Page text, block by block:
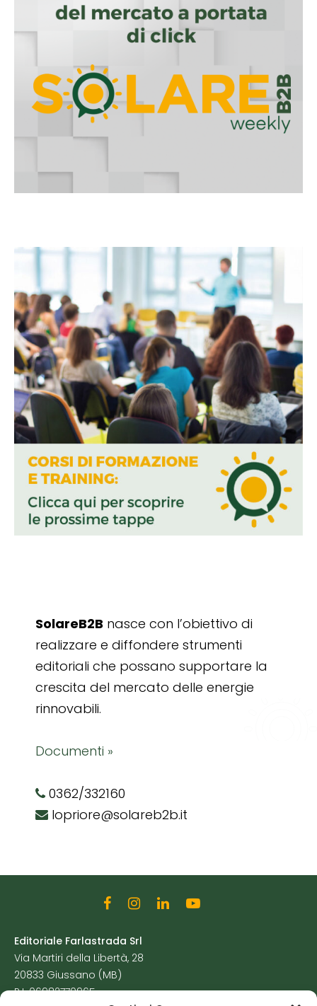
SolareB2B nasce con l’obiettivo di
realizzare e diffondere strumenti
editoriali che possano supportare la
crescita del mercato delle energie
rinnovabili.
Documenti »
0362/332160
lopriore@solareb2b.it
Editoriale Farlastrada Srl
Via Martiri della Libertà, 28
20833 Giussano (MB)
P.I. 06982770965